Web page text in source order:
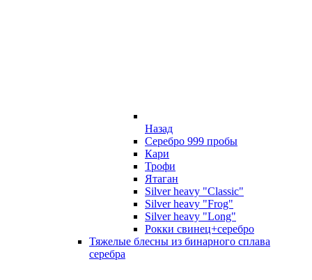
Назад
Серебро 999 пробы
Кари
Трофи
Ятаган
Silver heavy "Classic"
Silver heavy "Frog"
Silver heavy "Long"
Рокки свинец+серебро
Тяжелые блесны из бинарного сплава
серебра